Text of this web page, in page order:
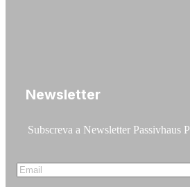
Newsletter
Subscreva a Newsletter Passivhaus